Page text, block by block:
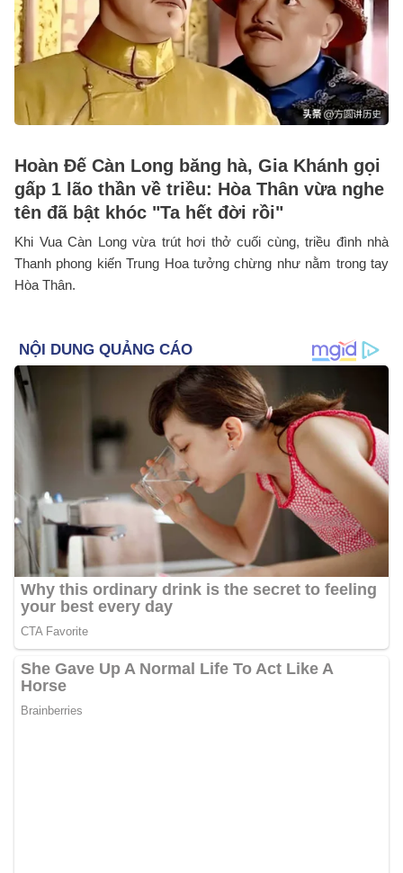
Hoàn Đế Càn Long băng hà, Gia Khánh gọi
gấp 1 lão thần về triều: Hòa Thân vừa nghe
tên đã bật khóc "Ta hết đời rồi"
Khi Vua Càn Long vừa trút hơi thở cuối cùng, triều đình nhà
Thanh phong kiến Trung Hoa tưởng chừng như nằm trong tay
Hòa Thân.